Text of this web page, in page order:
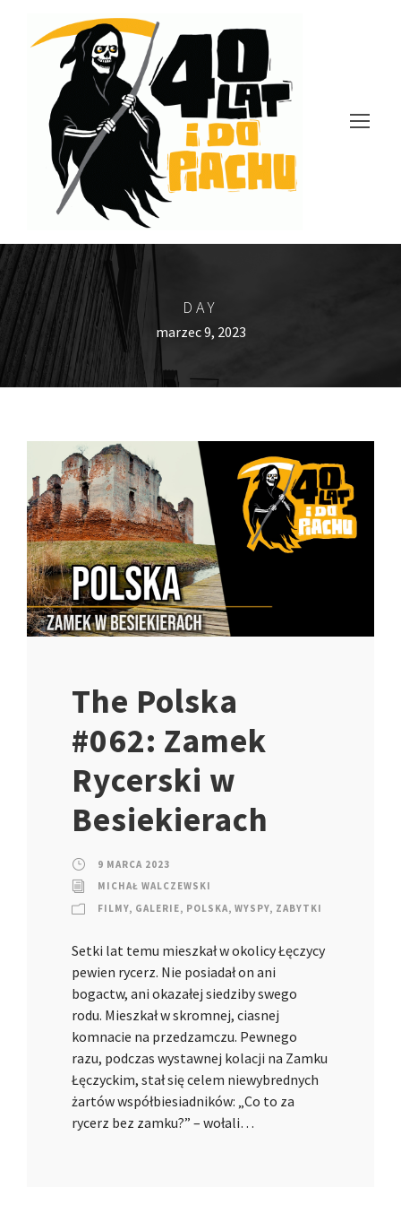
DAY
marzec 9, 2023
The Polska
#062: Zamek
Rycerski w
Besiekierach
9 MARCA 2023
MICHAŁ WALCZEWSKI
FILMY, GALERIE, POLSKA, WYSPY, ZABYTKI
Setki lat temu mieszkał w okolicy Łęczycy
pewien rycerz. Nie posiadał on ani
bogactw, ani okazałej siedziby swego
rodu. Mieszkał w skromnej, ciasnej
komnacie na przedzamczu. Pewnego
razu, podczas wystawnej kolacji na Zamku
Łęczyckim, stał się celem niewybrednych
żartów współbiesiadników: „Co to za
rycerz bez zamku?” – wołali…